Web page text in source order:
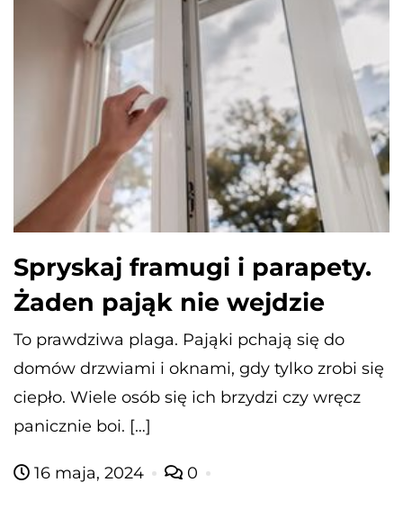
Spryskaj framugi i parapety.
Żaden pająk nie wejdzie
To prawdziwa plaga. Pająki pchają się do
domów drzwiami i oknami, gdy tylko zrobi się
ciepło. Wiele osób się ich brzydzi czy wręcz
panicznie boi. […]
16 maja, 2024 0